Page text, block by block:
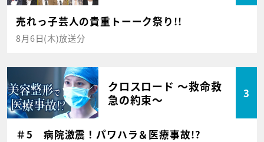
売れっ子芸人の貴重トーーク祭り!!
8月6日(木)放送分
クロスロード ～救命救
急の約束～
3
＃5 病院激震！パワハラ＆医療事故!?